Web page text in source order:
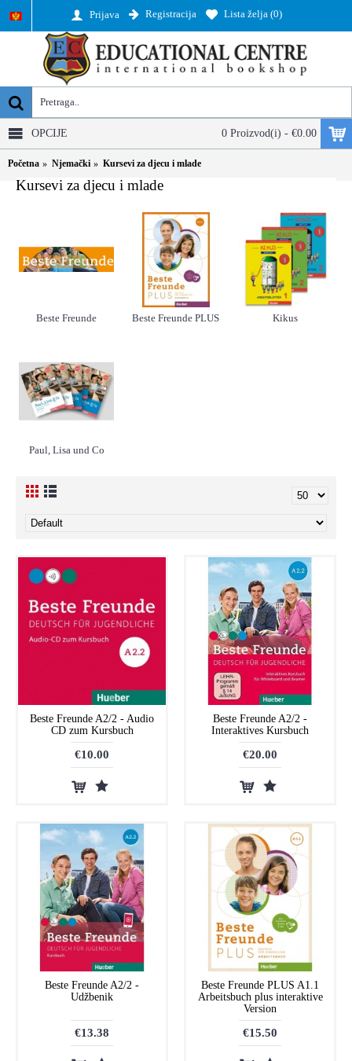
Prijava Registracija Lista želja (0)
0 Proizvod(i) - €0.00
OPCIJE
Početna Njemački Kursevi za djecu i mlade
Kursevi za djecu i mlade
Beste Freunde Beste Freunde PLUS Kikus
Paul, Lisa und Co
Beste Freunde A2/2 - Audio
CD zum Kursbuch
€10.00
Beste Freunde A2/2 -
Interaktives Kursbuch
€20.00
Beste Freunde A2/2 -
Udžbenik
€13.38
Beste Freunde PLUS A1.1
Arbeitsbuch plus interaktive
Version
€15.50